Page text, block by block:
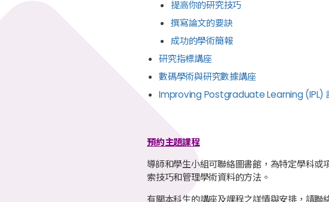
提高你的研究技巧
撰寫論文的要訣
成功的學術簡報
研究指標講座
數碼學術與研究數據講座
Improving Postgraduate Learning (IPL)
預約主題課程
導師和學生小組可聯絡圖書館，為特定學科
索技巧和管理學術資料的方法。
有關本科生的講座及課程之詳情與安排，請聯